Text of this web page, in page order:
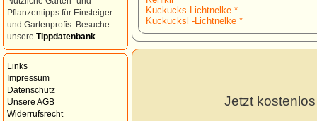
Pflanzentipps für Einsteiger
und Gartenprofis. Besuche
unsere Tippdatenbank
Links
Impressum
Datenschutz
Unsere AGB
Widerrufsrecht
Kuckucks-Lichtnelke *
Kuckucksl -Lichtnelke *
Jetzt